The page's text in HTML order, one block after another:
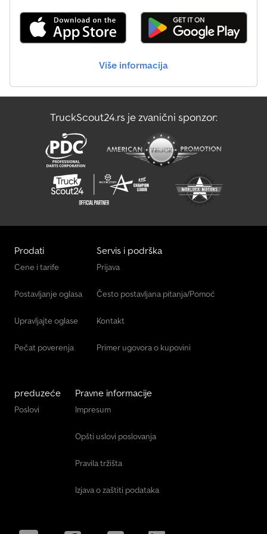
Mercedes-Benz Unimog
Mercedes-Benz Vario
Oklopno Vozilo Za Transport Novca
Vdl Autobus
Маневарско Возило
Više informacija
TruckScout24.rs je zvanični sponzor:
Prodati
Cene i tarife
Postavljanje oglasa
Upravljajte oglase
Pečat poverenja
Servis i podrška
Prijava
Često postavljana pitanja/Pomoć
Kontakt
Primer ugovora o kupovini
preduzeće
Poslovi
Pravne informacije
Impresum
Opšti uslovi poslovanja
Pravila tržišta
Izjava o zaštiti podataka